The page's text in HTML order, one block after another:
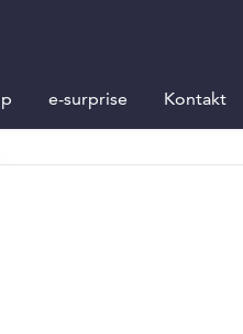
e-surprise Kontakt